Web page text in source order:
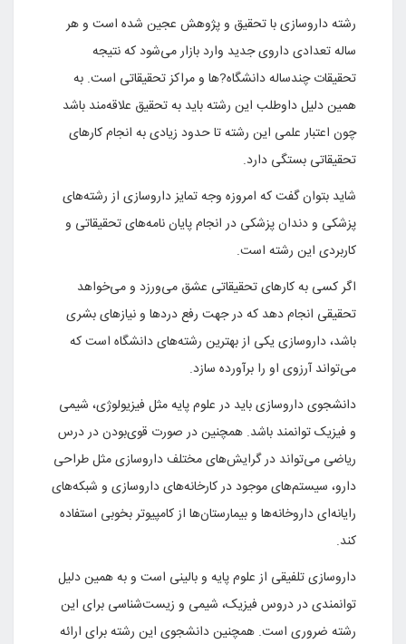
رشته داروسازی با تحقیق و پژوهش عجین شده است و هر
ساله تعدادی داروی جدید وارد بازار می‌شود که نتیجه
تحقیقات چندساله دانشگاه?ها و مراکز تحقیقاتی است. به
همین دلیل داوطلب این رشته باید به تحقیق علاقه‌مند باشد
چون اعتبار علمی این رشته تا حدود زیادی به انجام کارهای
تحقیقاتی بستگی دارد.
شاید بتوان گفت که امروزه وجه تمایز داروسازی از رشته‌های
پزشکی و دندان پزشکی در انجام پایان نامه‌های تحقیقاتی و
کاربردی این رشته است.
اگر کسی به کارهای تحقیقاتی عشق می‌ورزد و می‌خواهد
تحقیقی انجام دهد که در جهت رفع دردها و نیاز‌های بشری
باشد، داروسازی یکی از بهترین رشته‌های دانشگاه است که
می‌تواند آرزوی او را برآورده سازد.
دانشجوی داروسازی باید در علوم پایه مثل فیزیولوژی، شیمی
و فیزیک توانمند باشد. همچنین در صورت قوی‌بودن در درس
ریاضی می‌تواند در گرایش‌های مختلف داروسازی مثل طراحی
دارو، سیستم‌های موجود در کارخانه‌های داروسازی و شبکه‌های
رایانه‌ای داروخانه‌ها و بیمارستان‌ها از کامپیوتر بخوبی استفاده
کند.
داروسازی تلفیقی از علوم پایه و بالینی است و به همین دلیل
توانمندی در دروس فیزیک، شیمی و زیست‌شناسی برای این
رشته ضروری است. همچنین دانشجوی این رشته برای ارائه